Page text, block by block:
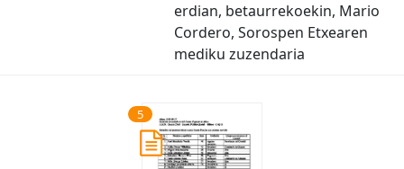
erdian, betaurrekoekin, Mario
Cordero, Sorospen Etxearen
mediku zuzendaria
5